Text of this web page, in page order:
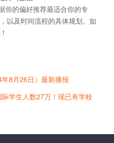
你的偏好推荐最适合你的专
以及时间流程的具体规划。如
8月26日）最新播报
学生人数27万！现已有学校